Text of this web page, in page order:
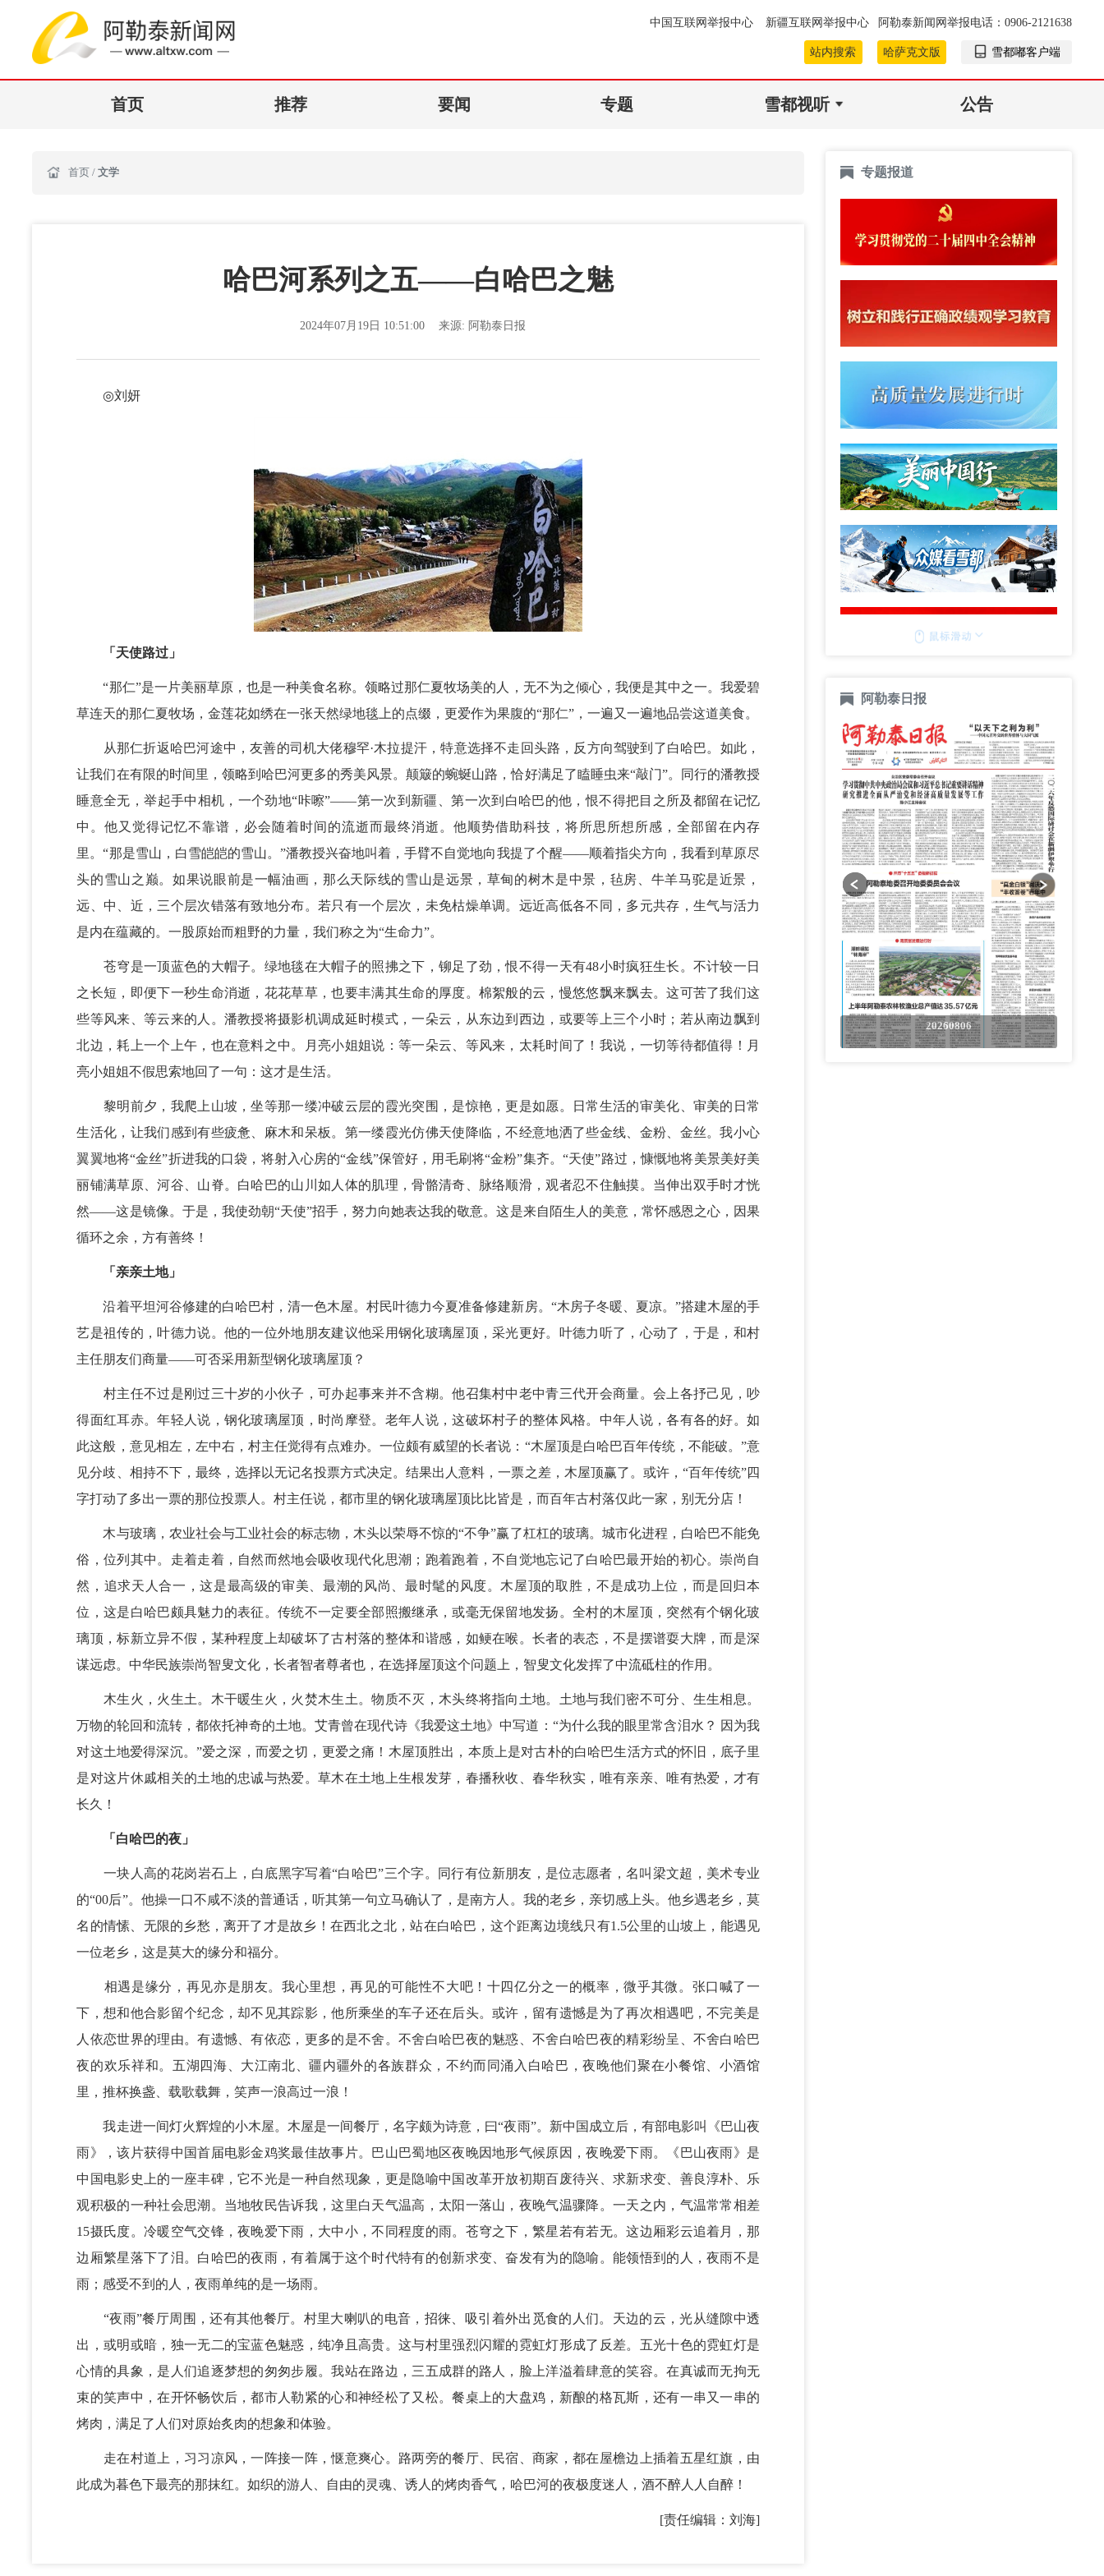
中国互联网举报中心 新疆互联网举报中心 阿勒泰新闻网举报电话：0906-2121638
站内搜索 哈萨克文版 雪都嘟客户端
首页 推荐 要闻 专题 雪都视听 公告
首页 / 文学
哈巴河系列之五——白哈巴之魅
2024年07月19日 10:51:00 来源: 阿勒泰日报
◎刘妍
「天使路过」
“那仁”是一片美丽草原，也是一种美食名称。领略过那仁夏牧场美的人，无不为之倾心，我便是其中之一。我爱碧
草连天的那仁夏牧场，金莲花如绣在一张天然绿地毯上的点缀，更爱作为果腹的“那仁”，一遍又一遍地品尝这道美食。
从那仁折返哈巴河途中，友善的司机大佬穆罕·木拉提汗，特意选择不走回头路，反方向驾驶到了白哈巴。如此，
让我们在有限的时间里，领略到哈巴河更多的秀美风景。颠簸的蜿蜒山路，恰好满足了瞌睡虫来“敲门”。同行的潘教授
睡意全无，举起手中相机，一个劲地“咔嚓”——第一次到新疆、第一次到白哈巴的他，恨不得把目之所及都留在记忆
中。他又觉得记忆不靠谱，必会随着时间的流逝而最终消逝。他顺势借助科技，将所思所想所感，全部留在内存
里。“那是雪山，白雪皑皑的雪山。”潘教授兴奋地叫着，手臂不自觉地向我提了个醒——顺着指尖方向，我看到草原尽
头的雪山之巅。如果说眼前是一幅油画，那么天际线的雪山是远景，草甸的树木是中景，毡房、牛羊马驼是近景，
远、中、近，三个层次错落有致地分布。若只有一个层次，未免枯燥单调。远近高低各不同，多元共存，生气与活力
是内在蕴藏的。一股原始而粗野的力量，我们称之为“生命力”。
苍穹是一顶蓝色的大帽子。绿地毯在大帽子的照拂之下，铆足了劲，恨不得一天有48小时疯狂生长。不计较一日
之长短，即便下一秒生命消逝，花花草草，也要丰满其生命的厚度。棉絮般的云，慢悠悠飘来飘去。这可苦了我们这
些等风来、等云来的人。潘教授将摄影机调成延时模式，一朵云，从东边到西边，或要等上三个小时；若从南边飘到
北边，耗上一个上午，也在意料之中。月亮小姐姐说：等一朵云、等风来，太耗时间了！我说，一切等待都值得！月
亮小姐姐不假思索地回了一句：这才是生活。
黎明前夕，我爬上山坡，坐等那一缕冲破云层的霞光突围，是惊艳，更是如愿。日常生活的审美化、审美的日常
生活化，让我们感到有些疲惫、麻木和呆板。第一缕霞光仿佛天使降临，不经意地洒了些金线、金粉、金丝。我小心
翼翼地将“金丝”折进我的口袋，将射入心房的“金线”保管好，用毛刷将“金粉”集齐。“天使”路过，慷慨地将美景美好美
丽铺满草原、河谷、山脊。白哈巴的山川如人体的肌理，骨骼清奇、脉络顺滑，观者忍不住触摸。当伸出双手时才恍
然——这是镜像。于是，我使劲朝“天使”招手，努力向她表达我的敬意。这是来自陌生人的美意，常怀感恩之心，因果
循环之余，方有善终！
「亲亲土地」
沿着平坦河谷修建的白哈巴村，清一色木屋。村民叶德力今夏准备修建新房。“木房子冬暖、夏凉。”搭建木屋的手
艺是祖传的，叶德力说。他的一位外地朋友建议他采用钢化玻璃屋顶，采光更好。叶德力听了，心动了，于是，和村
主任朋友们商量——可否采用新型钢化玻璃屋顶？
村主任不过是刚过三十岁的小伙子，可办起事来并不含糊。他召集村中老中青三代开会商量。会上各抒己见，吵
得面红耳赤。年轻人说，钢化玻璃屋顶，时尚摩登。老年人说，这破坏村子的整体风格。中年人说，各有各的好。如
此这般，意见相左，左中右，村主任觉得有点难办。一位颇有威望的长者说：“木屋顶是白哈巴百年传统，不能破。”意
见分歧、相持不下，最终，选择以无记名投票方式决定。结果出人意料，一票之差，木屋顶赢了。或许，“百年传统”四
字打动了多出一票的那位投票人。村主任说，都市里的钢化玻璃屋顶比比皆是，而百年古村落仅此一家，别无分店！
木与玻璃，农业社会与工业社会的标志物，木头以荣辱不惊的“不争”赢了杠杠的玻璃。城市化进程，白哈巴不能免
俗，位列其中。走着走着，自然而然地会吸收现代化思潮；跑着跑着，不自觉地忘记了白哈巴最开始的初心。崇尚自
然，追求天人合一，这是最高级的审美、最潮的风尚、最时髦的风度。木屋顶的取胜，不是成功上位，而是回归本
位，这是白哈巴颇具魅力的表征。传统不一定要全部照搬继承，或毫无保留地发扬。全村的木屋顶，突然有个钢化玻
璃顶，标新立异不假，某种程度上却破坏了古村落的整体和谐感，如鲠在喉。长者的表态，不是摆谱耍大牌，而是深
谋远虑。中华民族崇尚智叟文化，长者智者尊者也，在选择屋顶这个问题上，智叟文化发挥了中流砥柱的作用。
木生火，火生土。木干暖生火，火焚木生土。物质不灭，木头终将指向土地。土地与我们密不可分、生生相息。
万物的轮回和流转，都依托神奇的土地。艾青曾在现代诗《我爱这土地》中写道：“为什么我的眼里常含泪水？ 因为我
对这土地爱得深沉。”爱之深，而爱之切，更爱之痛！木屋顶胜出，本质上是对古朴的白哈巴生活方式的怀旧，底子里
是对这片休戚相关的土地的忠诚与热爱。草木在土地上生根发芽，春播秋收、春华秋实，唯有亲亲、唯有热爱，才有
长久！
「白哈巴的夜」
一块人高的花岗岩石上，白底黑字写着“白哈巴”三个字。同行有位新朋友，是位志愿者，名叫梁文超，美术专业
的“00后”。他操一口不咸不淡的普通话，听其第一句立马确认了，是南方人。我的老乡，亲切感上头。他乡遇老乡，莫
名的情愫、无限的乡愁，离开了才是故乡！在西北之北，站在白哈巴，这个距离边境线只有1.5公里的山坡上，能遇见
一位老乡，这是莫大的缘分和福分。
相遇是缘分，再见亦是朋友。我心里想，再见的可能性不大吧！十四亿分之一的概率，微乎其微。张口喊了一
下，想和他合影留个纪念，却不见其踪影，他所乘坐的车子还在后头。或许，留有遗憾是为了再次相遇吧，不完美是
人依恋世界的理由。有遗憾、有依恋，更多的是不舍。不舍白哈巴夜的魅惑、不舍白哈巴夜的精彩纷呈、不舍白哈巴
夜的欢乐祥和。五湖四海、大江南北、疆内疆外的各族群众，不约而同涌入白哈巴，夜晚他们聚在小餐馆、小酒馆
里，推杯换盏、载歌载舞，笑声一浪高过一浪！
我走进一间灯火辉煌的小木屋。木屋是一间餐厅，名字颇为诗意，曰“夜雨”。新中国成立后，有部电影叫《巴山夜
雨》，该片获得中国首届电影金鸡奖最佳故事片。巴山巴蜀地区夜晚因地形气候原因，夜晚爱下雨。《巴山夜雨》是
中国电影史上的一座丰碑，它不光是一种自然现象，更是隐喻中国改革开放初期百废待兴、求新求变、善良淳朴、乐
观积极的一种社会思潮。当地牧民告诉我，这里白天气温高，太阳一落山，夜晚气温骤降。一天之内，气温常常相差
15摄氏度。冷暖空气交锋，夜晚爱下雨，大中小，不同程度的雨。苍穹之下，繁星若有若无。这边厢彩云追着月，那
边厢繁星落下了泪。白哈巴的夜雨，有着属于这个时代特有的创新求变、奋发有为的隐喻。能领悟到的人，夜雨不是
雨；感受不到的人，夜雨单纯的是一场雨。
“夜雨”餐厅周围，还有其他餐厅。村里大喇叭的电音，招徕、吸引着外出觅食的人们。天边的云，光从缝隙中透
出，或明或暗，独一无二的宝蓝色魅惑，纯净且高贵。这与村里强烈闪耀的霓虹灯形成了反差。五光十色的霓虹灯是
心情的具象，是人们追逐梦想的匆匆步履。我站在路边，三五成群的路人，脸上洋溢着肆意的笑容。在真诚而无拘无
束的笑声中，在开怀畅饮后，都市人勒紧的心和神经松了又松。餐桌上的大盘鸡，新酿的格瓦斯，还有一串又一串的
烤肉，满足了人们对原始炙肉的想象和体验。
走在村道上，习习凉风，一阵接一阵，惬意爽心。路两旁的餐厅、民宿、商家，都在屋檐边上插着五星红旗，由
此成为暮色下最亮的那抹红。如织的游人、自由的灵魂、诱人的烤肉香气，哈巴河的夜极度迷人，酒不醉人人自醉！
[责任编辑：刘海]
专题报道
阿勒泰日报
20260806 20260806